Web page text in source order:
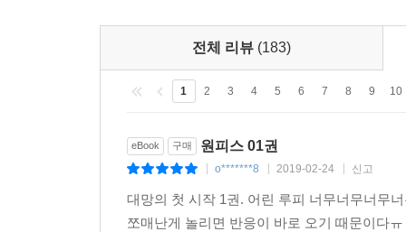
전체 리뷰 (183)
1 2 3 4 5 6 7 8 9 10
eBook 구매 원피스 01권
o*******8 2019-02-24 신고
대망의 첫 시작 1권. 어린 루피 너무너무너무
쪼매난게 놀리면 반응이 바로 오기 때문이다